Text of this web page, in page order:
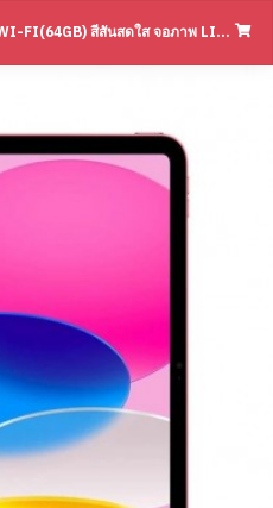
Wi-Fi(64GB) สี
APPLE IPAD GEN 10 (2022) WI-FI(64GB) สีสันสดใส จอภาพ LIQUID RETINA